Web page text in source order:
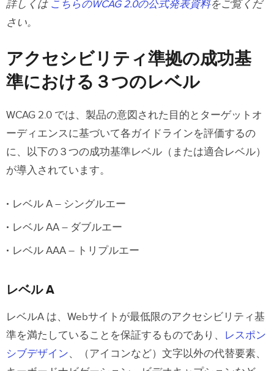
詳しくは こちらのWCAG 2.0の公式発表資料をご覧くだ
さい。
アクセシビリティ準拠の成功基
準における３つのレベル
WCAG 2.0 では、製品の意図された目的とターゲットオ
ーディエンスに基づいて各ガイドラインを評価するの
に、以下の３つの成功基準レベル（または適合レベル）
が導入されています。
レベル A – シングルエー
レベル AA – ダブルエー
レベル AAA – トリプルエー
レベル A
レベルA は、Webサイトが最低限のアクセシビリティ基
準を満たしていることを保証するものであり、 レスポン
シブデザイン、（アイコンなど）文字以外の代替要素、